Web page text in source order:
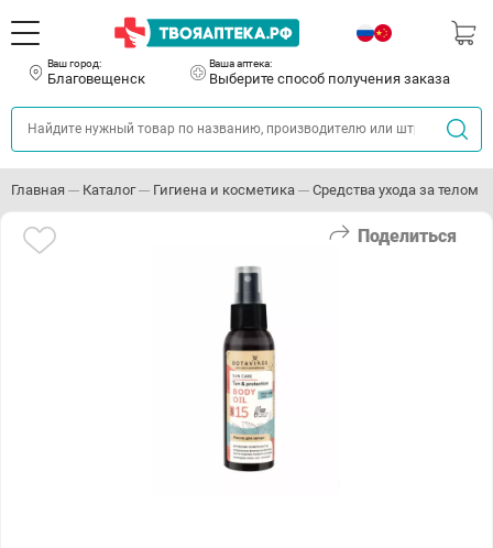
Ваш город:
Благовещенск
Ваша аптека:
Выберите способ получения заказа
Главная Каталог Гигиена и косметика Средства ухода за телом
Поделиться